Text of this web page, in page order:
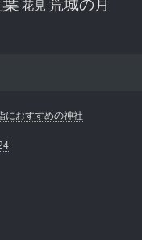
花見 荒城の月
におすすめの神社